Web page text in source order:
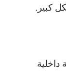
كبير.
داخلية